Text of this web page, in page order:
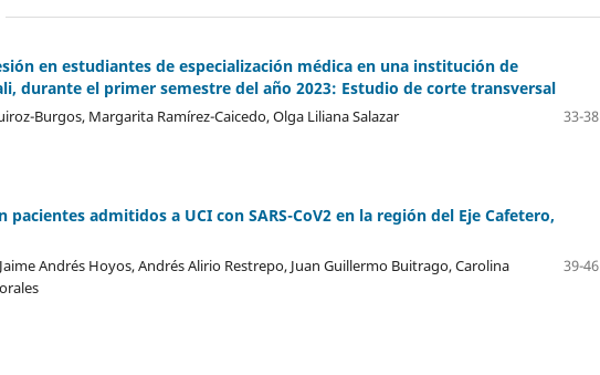
en estudiantes de especialización médica en una institución de
durante el primer semestre del año 2023: Estudio de corte transversal
Burgos, Margarita Ramírez-Caicedo, Olga Liliana Salazar
33-38
pacientes admitidos a UCI con SARS-CoV2 en la región del Eje Cafetero,
Andrés Hoyos, Andrés Alirio Restrepo, Juan Guillermo Buitrago, Carolina
39-46